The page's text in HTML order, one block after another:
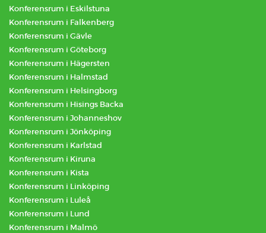
Konferensrum i Eskilstuna
Konferensrum i Falkenberg
Konferensrum i Gävle
Konferensrum i Göteborg
Konferensrum i Hägersten
Konferensrum i Halmstad
Konferensrum i Helsingborg
Konferensrum i Hisings Backa
Konferensrum i Johanneshov
Konferensrum i Jönköping
Konferensrum i Karlstad
Konferensrum i Kiruna
Konferensrum i Kista
Konferensrum i Linköping
Konferensrum i Luleå
Konferensrum i Lund
Konferensrum i Malmö